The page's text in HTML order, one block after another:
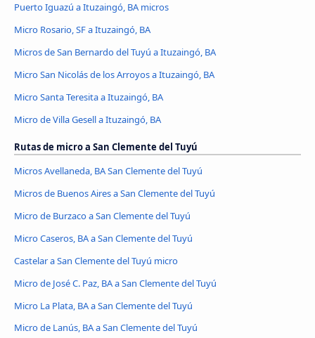
Puerto Iguazú a Ituzaingó, BA micros
Micro Rosario, SF a Ituzaingó, BA
Micros de San Bernardo del Tuyú a Ituzaingó, BA
Micro San Nicolás de los Arroyos a Ituzaingó, BA
Micro Santa Teresita a Ituzaingó, BA
Micro de Villa Gesell a Ituzaingó, BA
Rutas de micro a San Clemente del Tuyú
Micros Avellaneda, BA San Clemente del Tuyú
Micros de Buenos Aires a San Clemente del Tuyú
Micro de Burzaco a San Clemente del Tuyú
Micro Caseros, BA a San Clemente del Tuyú
Castelar a San Clemente del Tuyú micro
Micro de José C. Paz, BA a San Clemente del Tuyú
Micro La Plata, BA a San Clemente del Tuyú
Micro de Lanús, BA a San Clemente del Tuyú